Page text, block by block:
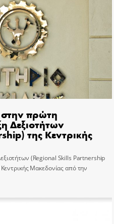
στην πρώτη
Δεξιοτήτων
της Κεντρικής
(Regional Skills Partnership
Μακεδονίας από την